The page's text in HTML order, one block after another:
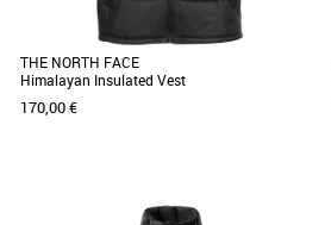
THE NORTH FACE
Himalayan Insulated Vest
170,00 €